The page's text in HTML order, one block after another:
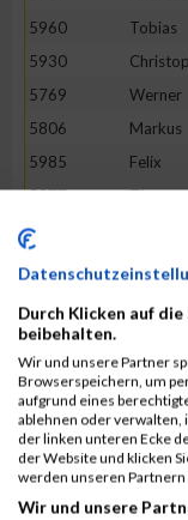
5960
Tobias
5930
5769
Werner
5806
Markus
5985
Felix
5977
Timo
5811
5706
5699
Marvin
5688
Jens
5893
Stephan
5970
Martin
5697
Ben
Durch Klicken auf
beibehalten.
Wir und unsere Partner
Browserspeichern, um
aufgrund eines
ablehnen oder verwalten,
der linken unteren Ecke
der Website und klicken
werden unseren
Wir und unsere